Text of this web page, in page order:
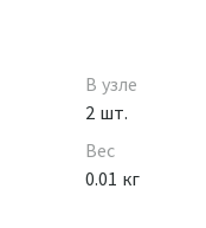
В узле
2 шт.
Вес
0.01 кг